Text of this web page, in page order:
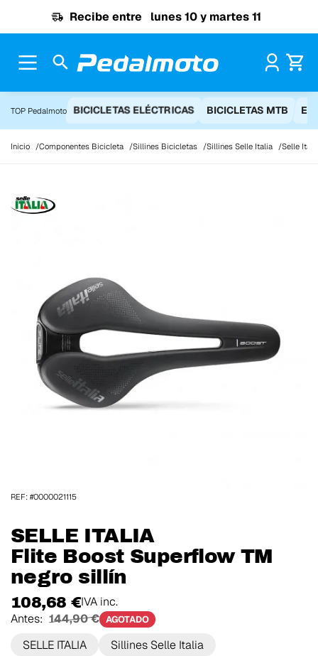
Recibe entre lunes 10 y martes 11
TOP Pedalmoto BICICLETAS ELÉCTRICAS BICICLETAS MTB
Inicio Componentes Bicicleta Sillines Bicicletas Sillines Selle Italia Selle
SELLE ITALIA
Flite Boost Superflow TM
negro sillín
108,68 €IVA inc.
Antes: 144,90 € AGOTADO
SELLE ITALIA Sillines Selle Italia
REF: #0000021115